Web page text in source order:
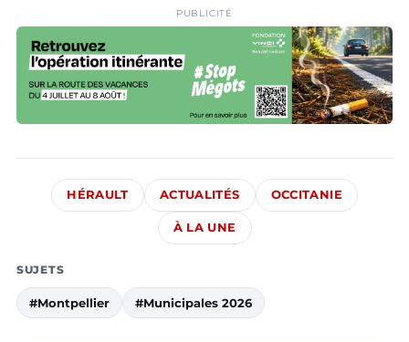
PUBLICITÉ
HÉRAULT ACTUALITÉS OCCITANIE
À LA UNE
SUJETS
#Montpellier #Municipales 2026